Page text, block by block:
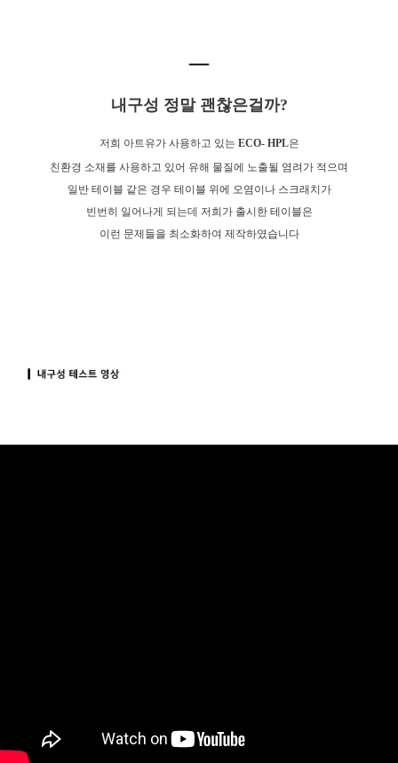
내구성 정말 괜찮은걸까?
저희 아트유가 사용하고 있는 ECO- HPL은
친환경 소재를 사용하고 있어 유해 물질에 노출될 염려가 적으며
일반 테이블 같은 경우 테이블 위에 오염이나 스크래치가
빈번히 일어나게 되는데 저희가 출시한 테이블은
이런 문제들을 최소화하여 제작하였습니다